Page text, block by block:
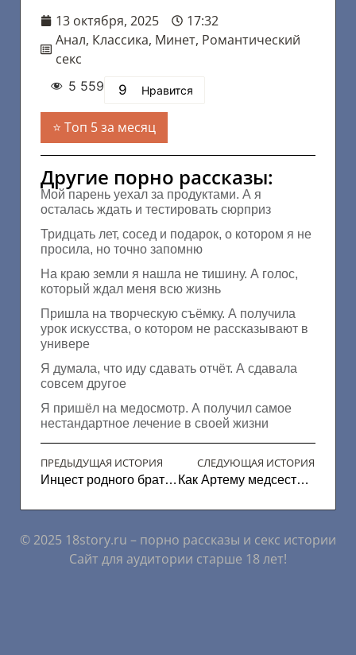
13 октября, 2025
17:32
Анал, Классика, Минет, Романтический
секс
5 559 9 Нравится
Топ 5 за месяц
Другие порно рассказы:
Мой парень уехал за продуктами. А я
осталась ждать и тестировать сюрприз
Тридцать лет, сосед и подарок, о котором я не
просила, но точно запомню
На краю земли я нашла не тишину. А голос,
который ждал меня всю жизнь
Пришла на творческую съёмку. А получила
урок искусства, о котором не рассказывают в
универе
Я думала, что иду сдавать отчёт. А сдавала
совсем другое
Я пришёл на медосмотр. А получил самое
нестандартное лечение в своей жизни
ПРЕДЫДУЩАЯ ИСТОРИЯ
Инцест родного брата и сестры
СЛЕДУЮЩАЯ ИСТОРИЯ
Как Артему медсестра помогла в больнице
© 2025 18story.ru – порно рассказы и секс истории
Сайт для аудитории старше 18 лет!